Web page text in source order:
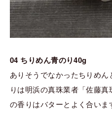
04 ちりめん青のり40g
ありそうでなかったちりめ
りは明浜の真珠業者「佐藤
の香りはバターとよく合い